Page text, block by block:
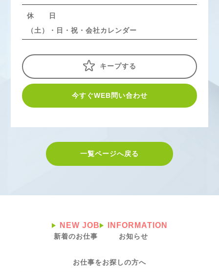
休 日
（土）・日・祝・会社カレンダー
キープする
今すぐWEB問い合わせ
一覧ページへ戻る
NEW JOB
新着のお仕事
INFORMATION
お知らせ
お仕事をお探しの方へ